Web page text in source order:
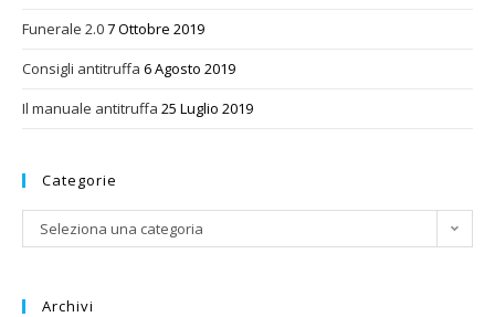
Funerale 2.07 Ottobre 2019
Consigli antitruffa 6 Agosto 2019
Il manuale antitruffa 25 Luglio 2019
Categorie
Categorie
Seleziona una categoria
Archivi